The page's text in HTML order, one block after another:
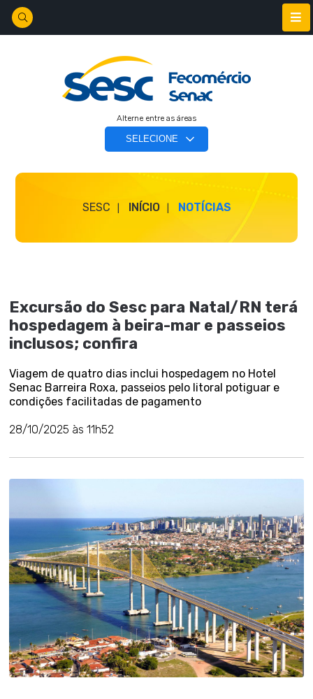
Alterne entre as áreas
SESC INÍCIO NOTÍCIAS
Excursão do Sesc para Natal/RN terá
hospedagem à beira-mar e passeios
inclusos; confira
Viagem de quatro dias inclui hospedagem no Hotel
Senac Barreira Roxa, passeios pelo litoral potiguar e
condições facilitadas de pagamento
28/10/2025 às 11h52